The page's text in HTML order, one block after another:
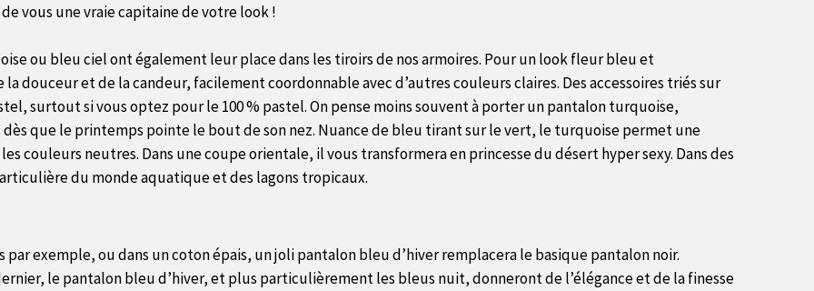
vous une vraie capitaine de votre look !
ou bleu ciel ont également leur place dans les tiroirs de nos armoires. Pour un look fleur bleu et
douceur et de la candeur, facilement coordonnable avec d’autres couleurs claires. Des accessoires triés sur
surtout si vous optez pour le 100 % pastel. On pense moins souvent à porter un pantalon turquoise,
que le printemps pointe le bout de son nez. Nuance de bleu tirant sur le vert, le turquoise permet une
couleurs neutres. Dans une coupe orientale, il vous transformera en princesse du désert hyper sexy. Dans des
du monde aquatique et des lagons tropicaux.
exemple, ou dans un coton épais, un joli pantalon bleu d’hiver remplacera le basique pantalon noir.
le pantalon bleu d’hiver, et plus particulièrement les bleus nuit, donneront de l’élégance et de la finesse